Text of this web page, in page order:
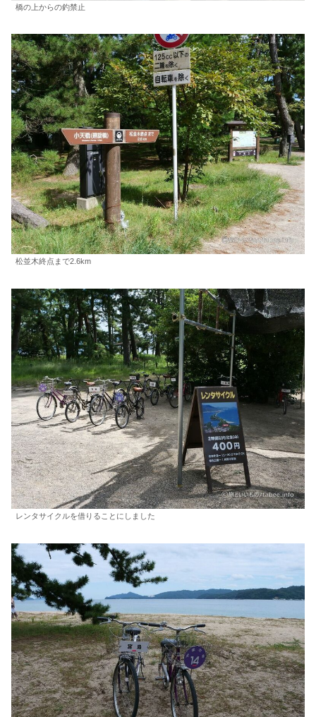
橋の上からの釣禁止
松並木終点まで2.6km
レンタサイクルを借りることにしました